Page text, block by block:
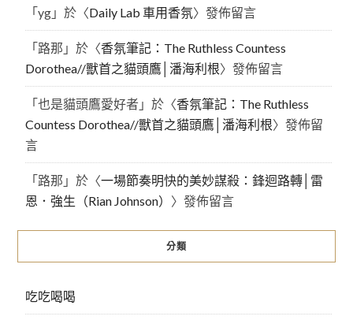
「yg」於〈Daily Lab 車用香氛〉發佈留言
「路那 」於〈香氛筆記：The Ruthless Countess
Dorothea//獸首之貓頭鷹│潘海利根〉發佈留言
「也是貓頭鷹愛好者」於〈香氛筆記：The Ruthless
Countess Dorothea//獸首之貓頭鷹│潘海利根〉發佈留
言
「路那 」於〈一場節奏明快的美妙謀殺：鋒迴路轉│雷
恩．強生（Rian Johnson） 〉發佈留言
分類
吃吃喝喝